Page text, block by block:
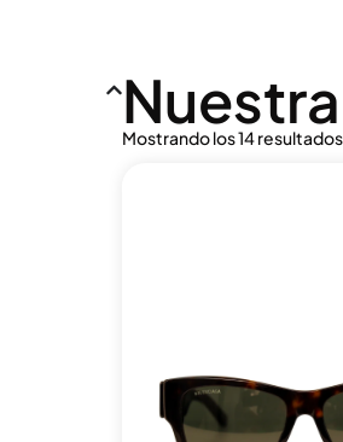
Mostrando los 14 resultados